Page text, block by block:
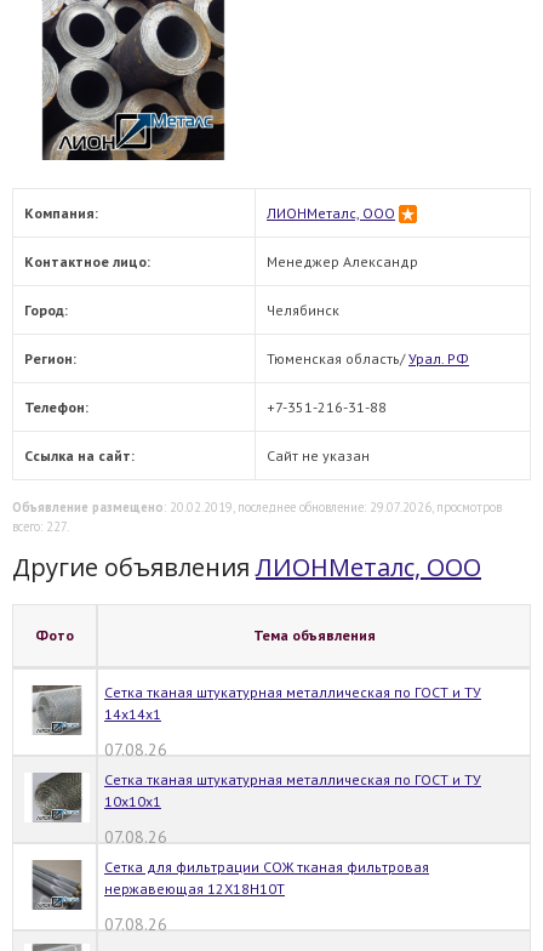
Компания: ЛИОНМеталс, ООО
Контактное лицо: Менеджер Александр
Город: Челябинск
Регион: Тюменская область/Урал. РФ
Телефон: +7-351-216-31-88
Ссылка на сайт: Сайт не указан
Объявление размещено: 20.02.2019, последнее обновление: 29.07.2026, просмотров
всего: 227.
Другие объявленияЛИОНМеталс, ООО
Фото Тема объявления
Сетка тканая штукатурная металлическая по ГОСТ и ТУ
14х14х1
07.08.26
Сетка тканая штукатурная металлическая по ГОСТ и ТУ
10х10х1
07.08.26
Сетка для фильтрации СОЖ тканая фильтровая
нержавеющая 12Х18Н10Т
07.08.26